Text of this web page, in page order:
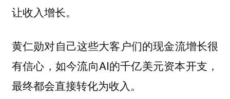
让收入增长。
黄仁勋对自己这些大客户们的现金流增长很
有信心，如今流向AI的千亿美元资本开支，
最终都会直接转化为收入。